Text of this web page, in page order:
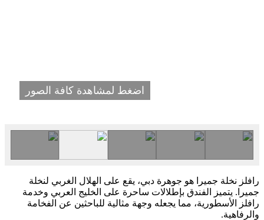
اضغط لمشاهدة كافة الصور
رافلز نخلة جميرا هو جوهرة دبي، يقع على الهلال الغربي لنخلة
جميرا. يتميز الفندق بإطلالات ساحرة على الخليج العربي وخدمة
رافلز الأسطورية، مما يجعله وجهة مثالية للباحثين عن الفخامة
والرفاهية.